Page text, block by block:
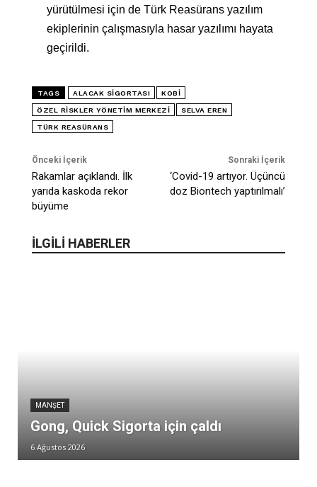
yürütülmesi için de Türk Reasürans yazılım
ekiplerinin çalışmasıyla hasar yazılımı hayata
geçirildi.
TAGS ALACAK SIGORTASI KOBİ
ÖZEL RISKLER YÖNETIM MERKEZI SELVA EREN
TÜRK REASÜRANS
Önceki İçerik
Rakamlar açıklandı. İlk
yarıda kaskoda rekor
büyüme
Sonraki İçerik
‘Covid-19 artıyor. Üçüncü
doz Biontech yaptırılmalı’
İLGİLİ HABERLER
MANŞET
Gong, Quick Sigorta için çaldı
6 Ağustos 2026